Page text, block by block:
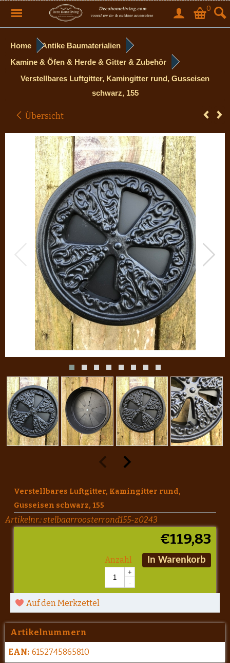
0
Home
Antike Baumaterialien
Kamine & Öfen & Herde & Gitter & Zubehör
Verstellbares Luftgitter, Kamingitter rund, Gusseisen
schwarz, 155
Übersicht
Verstellbares Luftgitter, Kamingitter rund,
Gusseisen schwarz, 155
Artikelnr.:stelbaarroosterrond155-z0243
€119,83
Anzahl
+
-
In Warenkorb
Auf den Merkzettel
Artikelnummern
EAN: 6152745865810